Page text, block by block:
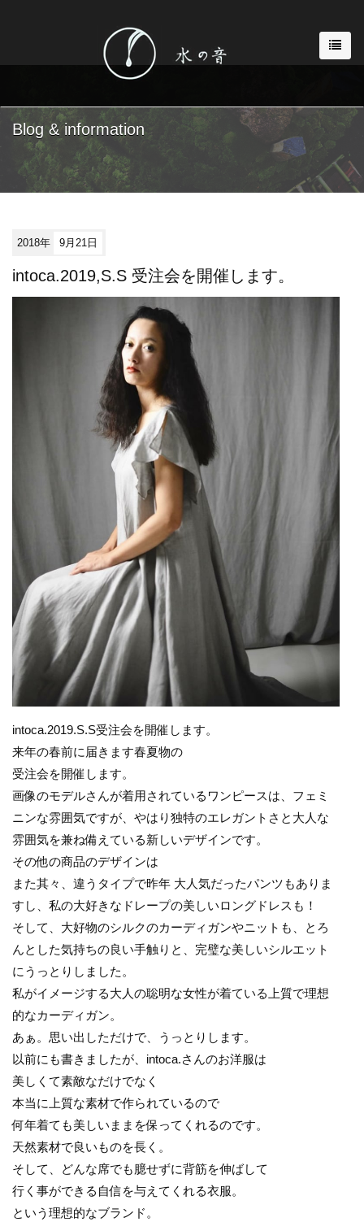
Blog & information
2018年 9月21日
intoca.2019,S.S 受注会を開催します。
intoca.2019.S.S受注会を開催します。
来年の春前に届きます春夏物の
受注会を開催します。
画像のモデルさんが着用されているワンピースは、フェミ
ニンな雰囲気ですが、やはり独特のエレガントさと大人な
雰囲気を兼ね備えている新しいデザインです。
その他の商品のデザインは
また其々、違うタイプで昨年 大人気だったパンツもありま
すし、私の大好きなドレープの美しいロングドレスも！
そして、大好物のシルクのカーディガンやニットも、とろ
んとした気持ちの良い手触りと、完璧な美しいシルエット
にうっとりしました。
私がイメージする大人の聡明な女性が着ている上質で理想
的なカーディガン。
あぁ。思い出しただけで、うっとりします。
以前にも書きましたが、intoca.さんのお洋服は
美しくて素敵なだけでなく
本当に上質な素材で作られているので
何年着ても美しいままを保ってくれるのです。
天然素材で良いものを長く。
そして、どんな席でも臆せずに背筋を伸ばして
行く事ができる自信を与えてくれる衣服。
という理想的なブランド。